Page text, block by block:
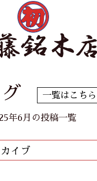
一覧はこちら
年6月の投稿一覧
イブ